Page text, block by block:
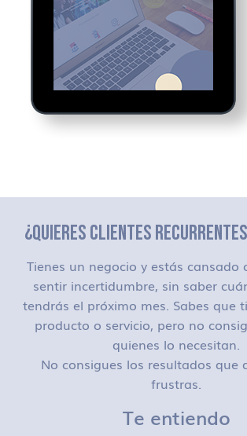
¿QUIERES CLIENTES
Tienes un negocio y estás cansado
sentir incertidumbre, sin saber
tendrás el próximo mes. Sabes que
producto o servicio, pero no
quienes lo necesitan.
No consigues los resultados que
frustras.
Te entiendo